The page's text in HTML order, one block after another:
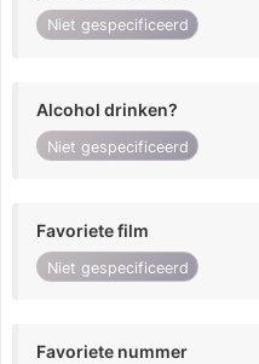
Niet gespecificeerd
Alcohol drinken?
Niet gespecificeerd
Favoriete film
Niet gespecificeerd
Favoriete nummer